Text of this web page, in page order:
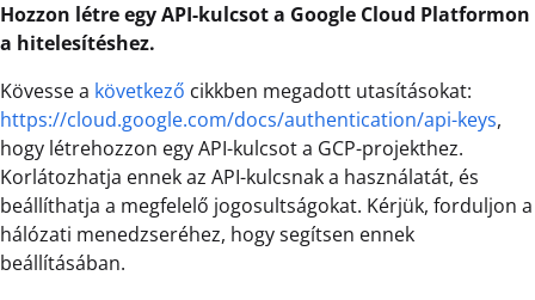
Hozzon létre egy API-kulcsot a Google Cloud Platformon
a hitelesítéshez.
Kövesse a következő cikkben megadott utasításokat:
https://cloud.google.com/docs/authentication/api-keys,
hogy létrehozzon egy API-kulcsot a GCP-projekthez.
Korlátozhatja ennek az API-kulcsnak a használatát, és
beállíthatja a megfelelő jogosultságokat. Kérjük, forduljon a
hálózati menedzseréhez, hogy segítsen ennek
beállításában.